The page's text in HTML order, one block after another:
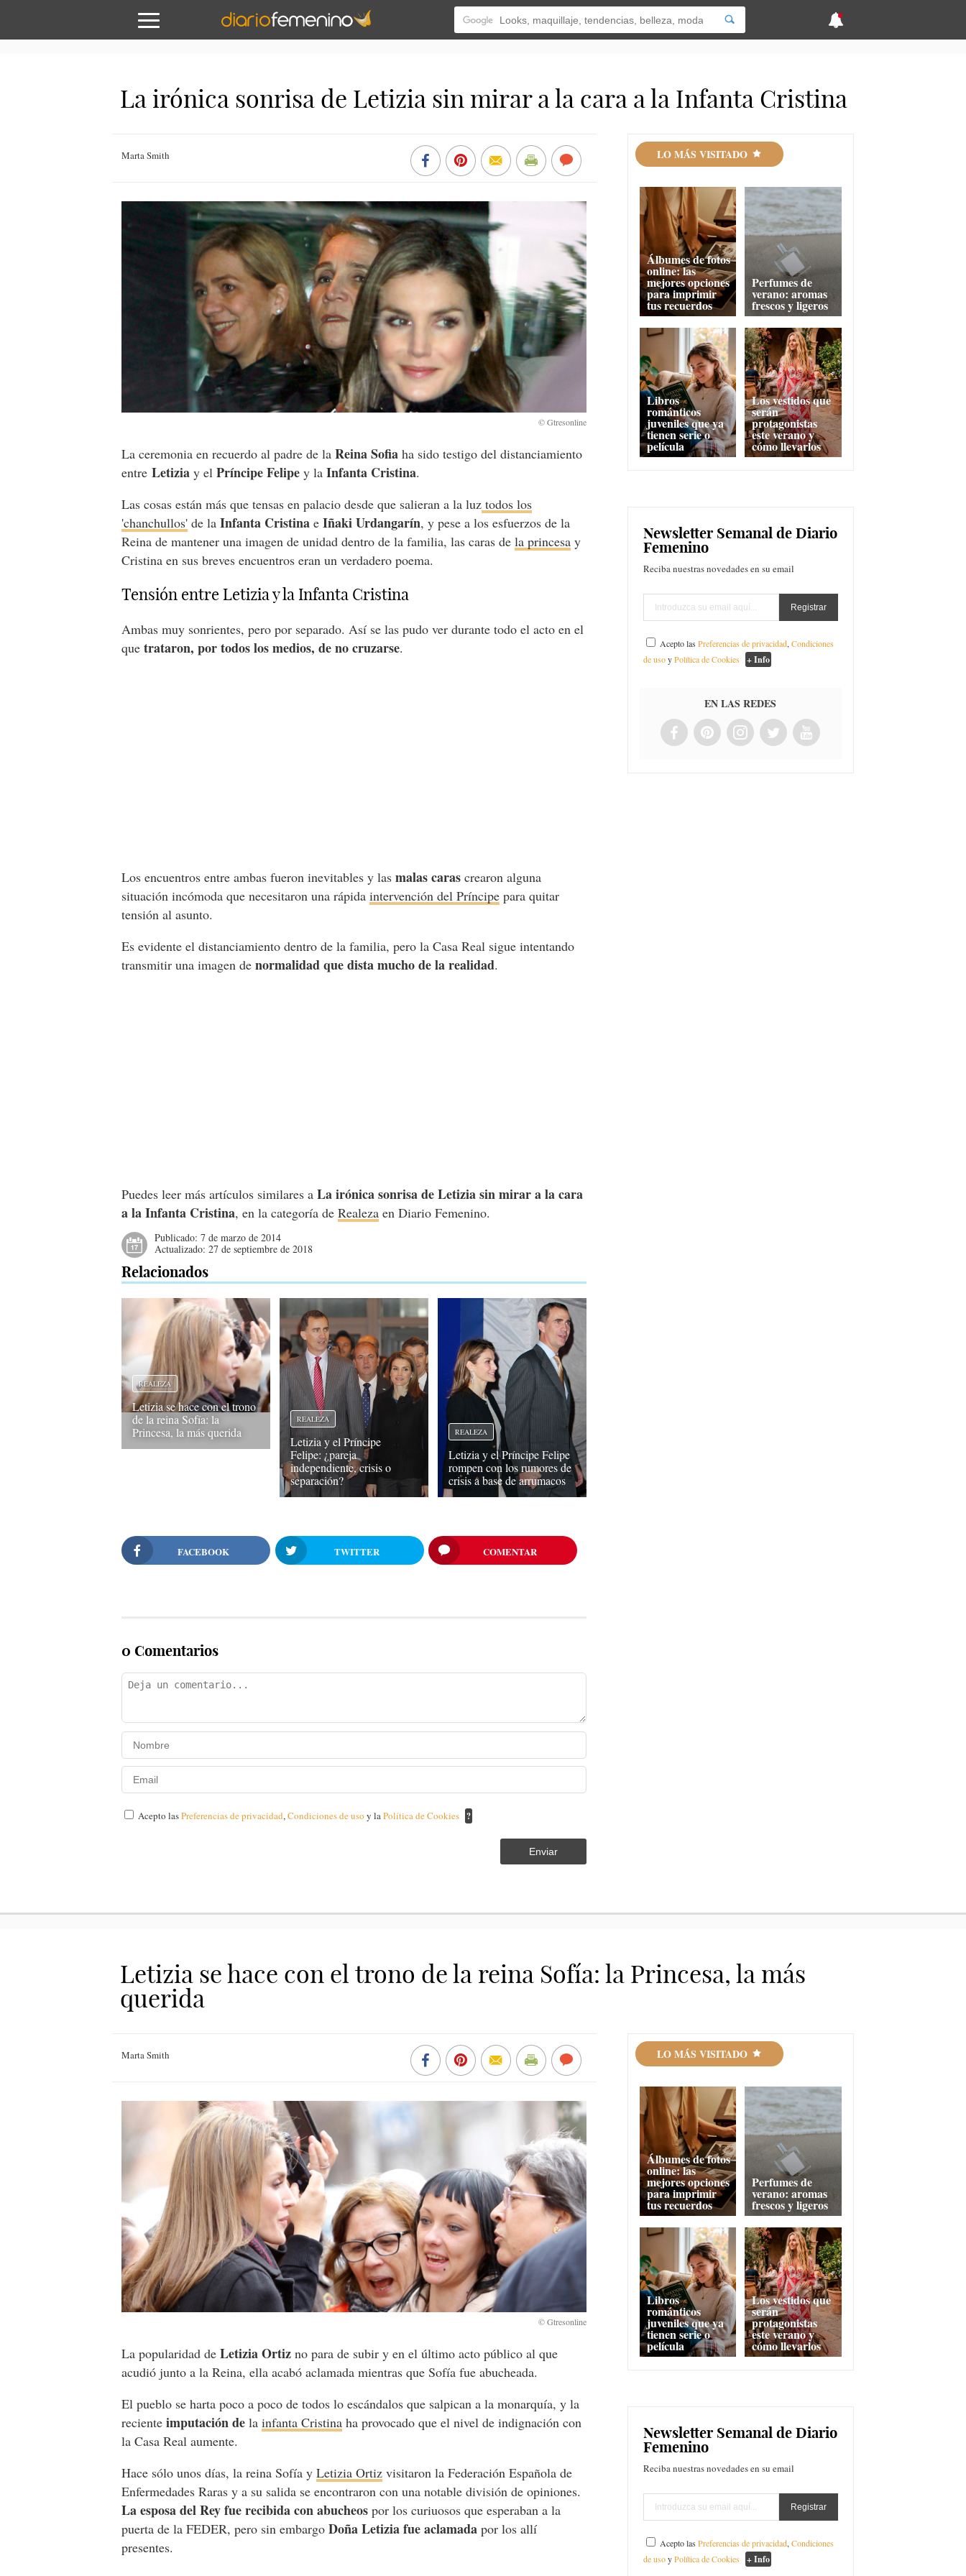
La irónica sonrisa de Letizia sin mirar a la cara a la Infanta Cristina
Marta Smith
La ceremonia en recuerdo al padre de laReina Sofia ha sido testigo del distanciamiento
entreLetizia y elPríncipeFelipe y laInfanta Cristina.
Las cosas están más que tensas en palacio desde que salieran a la luz todos los
'chanchullos' de laInfanta Cristina eIñaki Urdangarín, y pese a los esfuerzos de la
Reina de mantener una imagen de unidad dentro de la familia, las caras dela princesa y
Cristina en sus breves encuentros eran un verdadero poema.
Tensión entre Letizia y la Infanta Cristina
Ambas muy sonrientes, pero por separado. Así se las pudo ver durante todo el acto en el
quetrataron, por todos los medios, de no cruzarse.
Los encuentros entre ambas fueron inevitables y lasmalas caras crearon alguna
situación incómoda que necesitaron una rápidaintervención del Príncipe para quitar
tensión al asunto.
Es evidente el distanciamiento dentro de la familia, pero la Casa Real sigue intentando
transmitir una imagen denormalidad que dista mucho de la realidad.
Puedes leer más artículos similares aLa irónica sonrisa de Letizia sin mirar a la cara
a la Infanta Cristina, en la categoría deRealeza en Diario Femenino.
Publicado:7 de marzo de 2014
Actualizado:27 de septiembre de 2018
Relacionados
REALEZA
Letizia se hace con el trono
de la reina Sofía: la
Princesa, la más querida
REALEZA
Letizia y el Príncipe
Felipe: ¿pareja
independiente, crisis o
separación?
REALEZA
Letizia y el Príncipe Felipe
rompen con los rumores de
crisis a base de arrumacos
FACEBOOK TWITTER COMENTAR
0 Comentarios
Acepto lasPreferencias de privacidad,Condiciones de usoy laPolítica de Cookies ?
Enviar
LO MÁS VISITADO
Álbumes de fotos
online: las
mejores opciones
para imprimir
tus recuerdos
Perfumes de
verano: aromas
frescos y ligeros
Libros
románticos
juveniles que ya
tienen serie o
película
Los vestidos que
serán
protagonistas
este verano y
cómo llevarlos
Newsletter Semanal de Diario
Femenino
Reciba nuestras novedades en su email
Acepto lasPreferencias de privacidad,Condiciones
de usoyPolítica de Cookies + Info
EN LAS REDES
Letizia se hace con el trono de la reina Sofía: la Princesa, la más
querida
Marta Smith
La popularidad deLetizia Ortiz no para de subir y en el último acto público al que
acudió junto a la Reina, ella acabó aclamada mientras que Sofía fue abucheada.
El pueblo se harta poco a poco de todos lo escándalos que salpican a la monarquía, y la
reciente imputación de lainfanta Cristina ha provocado que el nivel de indignación con
la Casa Real aumente.
Hace sólo unos días, la reina Sofía yLetizia Ortiz visitaron la Federación Española de
Enfermedades Raras y a su salida se encontraron con una notable división de opiniones.
La esposa del Rey fue recibida con abucheos por los curiuosos que esperaban a la
puerta de la FEDER, pero sin embargoDoña Letizia fue aclamada por los allí
presentes.
LO MÁS VISITADO
Álbumes de fotos
online: las
mejores opciones
para imprimir
tus recuerdos
Perfumes de
verano: aromas
frescos y ligeros
Libros
románticos
juveniles que ya
tienen serie o
película
Los vestidos que
serán
protagonistas
este verano y
cómo llevarlos
Newsletter Semanal de Diario
Femenino
Reciba nuestras novedades en su email
Acepto lasPreferencias de privacidad,Condiciones
de usoyPolítica de Cookies + Info